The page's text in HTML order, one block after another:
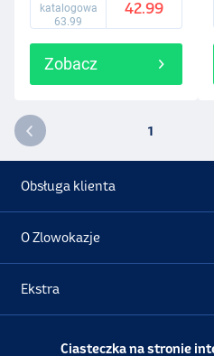
katalogowa
63.99
42.99
Zobacz
1
Obsługa klienta
O Zlowokazje
Ekstra
Promocje
Ciasteczka na stronie